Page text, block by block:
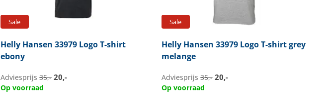
Sale
Helly Hansen 33979 Logo T-shirt
ebony
Adviesprijs 35,- 20,-
Op voorraad
Sale
Helly Hansen 33979 Logo T-shirt grey
melange
Adviesprijs35,- 20,-
Op voorraad